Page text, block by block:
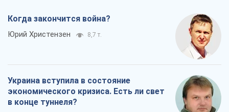
Когда закончится война?
Юрий Христензен 8,7 т.
Украина вступила в состояние
экономического кризиса. Есть ли свет
в конце туннеля?